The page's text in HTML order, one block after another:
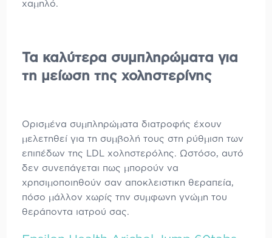
χαμηλό.
Τα καλύτερα συμπληρώματα για
τη μείωση της χοληστερίνης
Ορισμένα συμπληρώματα διατροφής έχουν
μελετηθεί για τη συμβολή τους στη ρύθμιση των
επιπέδων της LDL χοληστερόλης. Ωστόσο, αυτό
δεν συνεπάγεται πως μπορούν να
χρησιμοποιηθούν σαν αποκλειστικη θεραπεία,
πόσο μάλλον χωρίς την συμφωνη γνώμη του
θεράποντα ιατρού σας.